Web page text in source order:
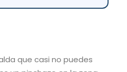
que casi no puedes